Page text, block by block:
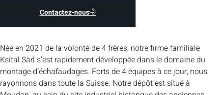
Contactez-nous
Née en 2021 de la volonté de 4 frères, notre firme familiale
Ksital Sàrl s’est rapidement développée dans le domaine du
montage d’échafaudages. Forts de 4 équipes à ce jour, nous
rayonnons dans toute la Suisse. Notre dépôt est situé à